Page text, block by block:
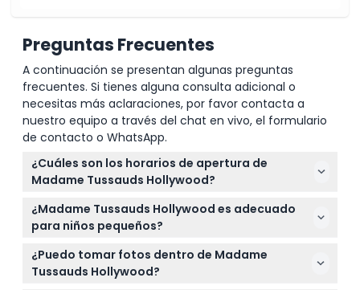
Preguntas Frecuentes
A continuación se presentan algunas preguntas
frecuentes. Si tienes alguna consulta adicional o
necesitas más aclaraciones, por favor contacta a
nuestro equipo a través del chat en vivo, el formulario
de contacto o WhatsApp.
¿Cuáles son los horarios de apertura de
Madame Tussauds Hollywood?
Madame Tussauds Hollywood está abierto de lunes
a jueves de 11:00 a.m. a 6:00 p.m., y de viernes a
domingo de 10:00 a.m. a 8:00 p.m., con la última
entrada 30 minutos antes del cierre (sujeto a
cambios — por favor confirme al momento de la
¿Madame Tussauds Hollywood es adecuado
para niños pequeños?
Sí, Madame Tussauds Hollywood es familiar y los
niños de 0 a 1 año entran gratis, lo que lo hace ideal
para visitantes de todas las edades.
¿Puedo tomar fotos dentro de Madame
Tussauds Hollywood?